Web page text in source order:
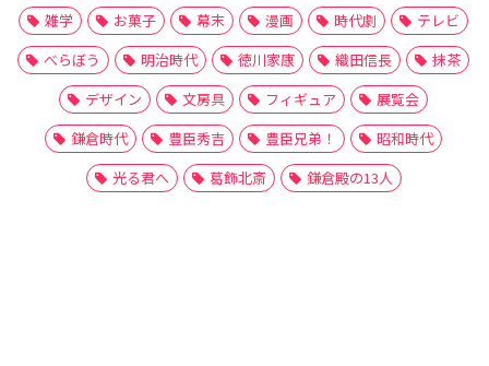
雑学
お菓子 幕末 漫画 時代劇
テレビ
べらぼう
明治時代 徳川家康 織田信長
抹茶
デザイン
文房具 フィギュア
展覧会
鎌倉時代
豊臣秀吉 豊臣兄弟！
昭和時代
光る君へ
葛飾北斎 鎌倉殿の13人